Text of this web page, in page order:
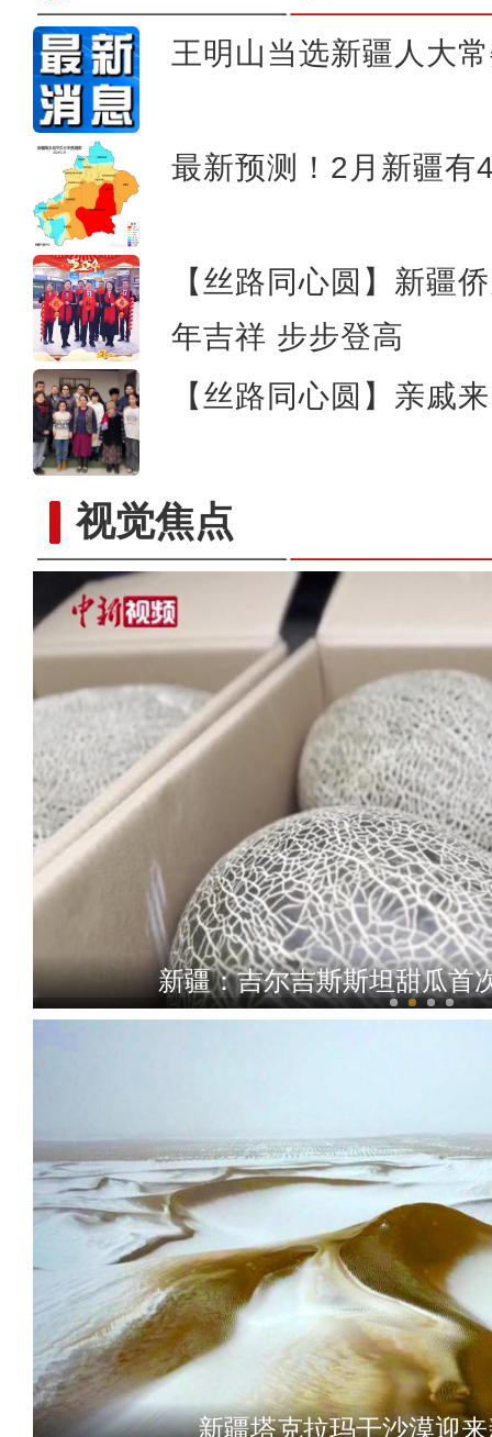
王明山当选新疆人大
最新预测！2月新疆有
【丝路同心圆】新疆
年吉祥 步步登高
【丝路同心圆】亲戚
视觉焦点新疆库车市：“村晚”迎
新疆：吉尔吉斯斯坦甜瓜首
新疆：2024年首匹汗
新疆塔克拉玛干沙漠迎